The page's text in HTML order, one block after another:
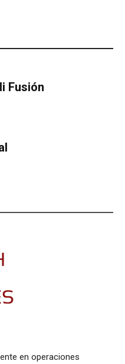
Fusión
en operaciones